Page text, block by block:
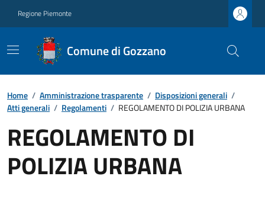
Regione Piemonte
Comune di Gozzano
Home / Amministrazione trasparente / Disposizioni generali /
Atti generali / Regolamenti / REGOLAMENTO DI POLIZIA URBANA
REGOLAMENTO DI
POLIZIA URBANA